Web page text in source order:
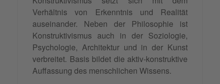
Verhältnis von Erkenntnis und Realität
auseinander. Neben der Philosophie ist
Konstruktivismus auch in der Soziologie,
Psychologie, Architektur und in der Kunst
verbreitet. Basis bildet die aktiv-konstruktive
Auffassung des menschlichen Wissens.